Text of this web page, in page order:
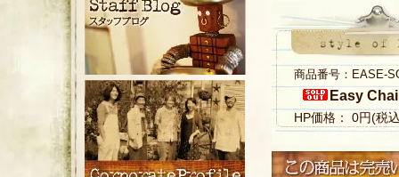
商品番号：EASE-
Easy
HP価格： 0円(税